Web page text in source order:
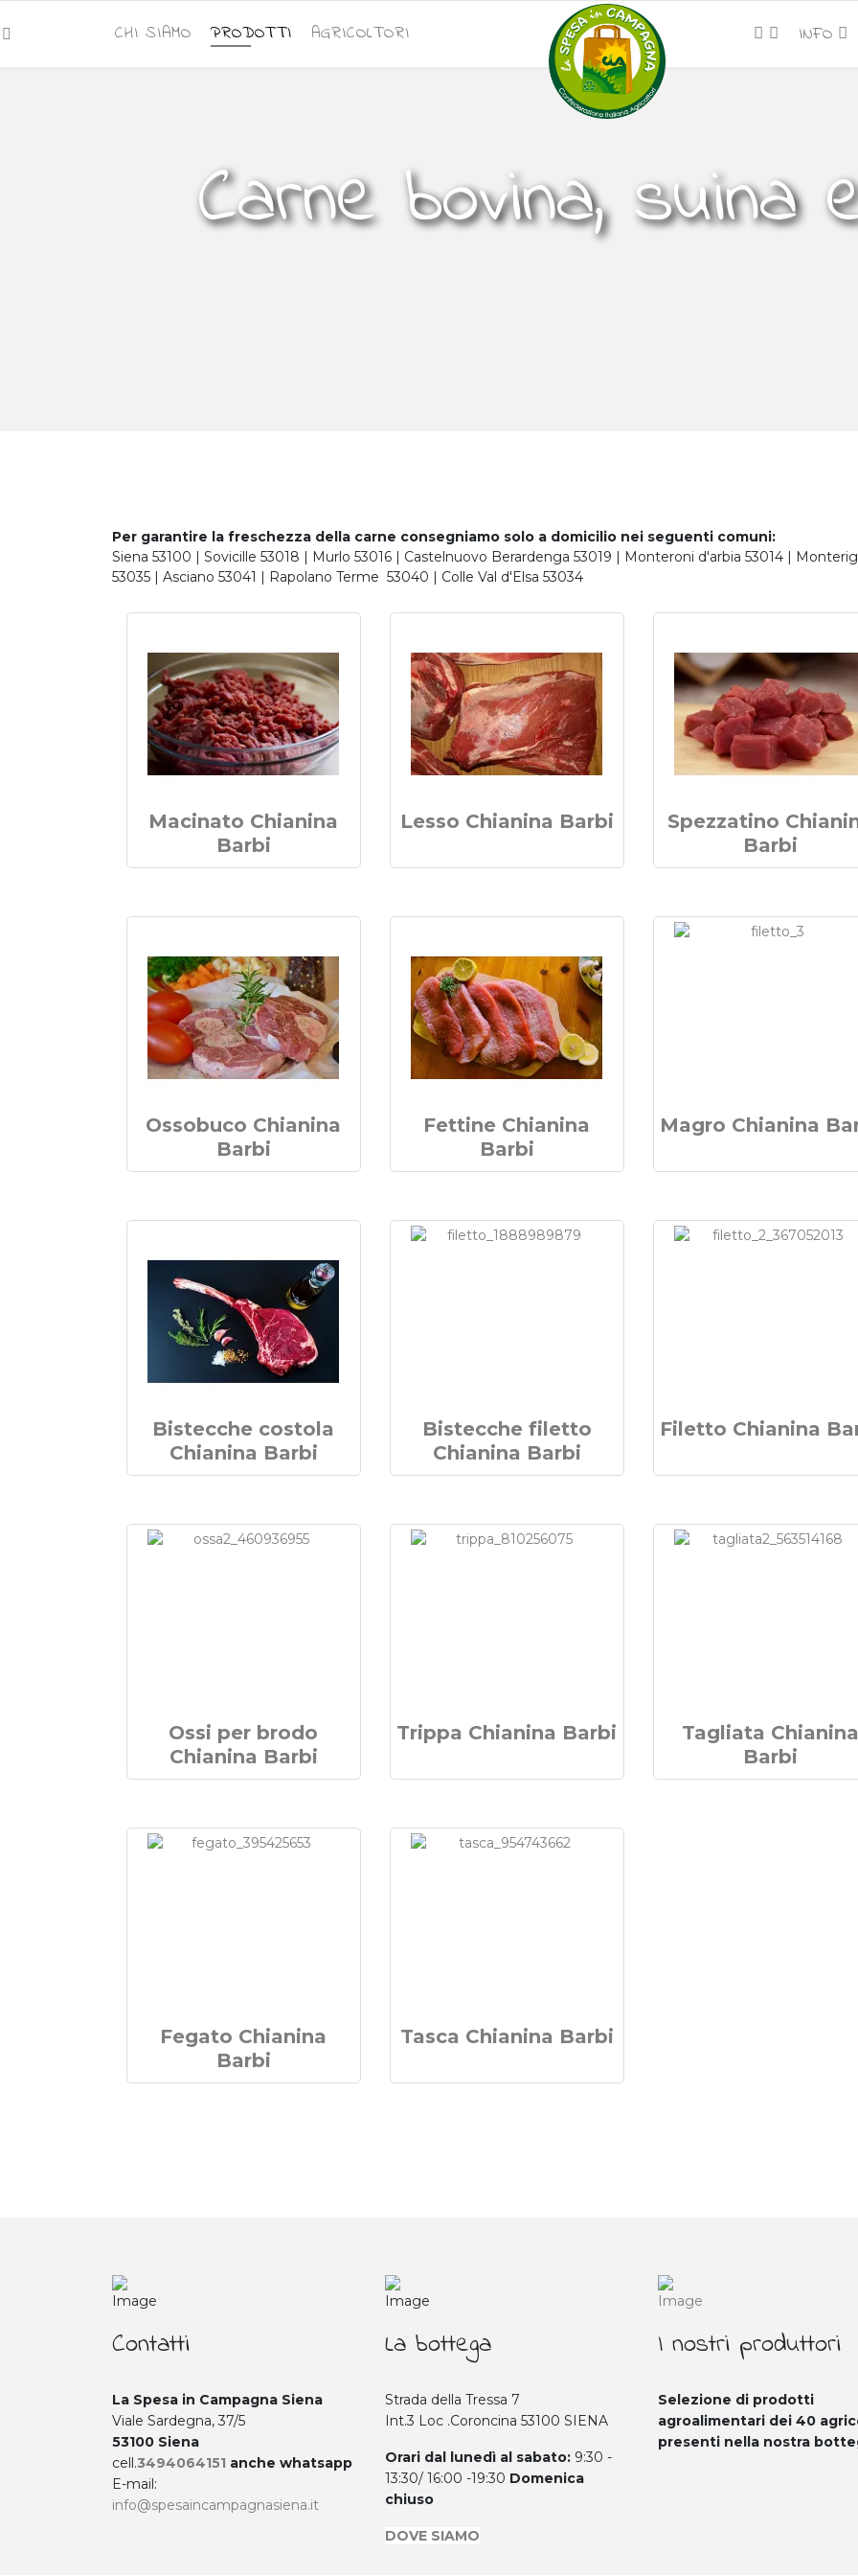
CHI SIAMO PRODOTTI AGRICOLTORI INFO
Carne bovina, suina
Per garantire la freschezza della carne consegniamo solo a domicilio nei seguenti comuni:
Siena 53100 | Sovicille 53018 | Murlo 53016 | Castelnuovo Berardenga 53019 | Monteroni d'arbia 53014 |
53035 | Asciano 53041 | Rapolano Terme 53040 | Colle Val d'Elsa 53034
Macinato Chianina
Barbi
Lesso Chianina Barbi
Spezzatino
Barbi
Ossobuco Chianina
Barbi
Fettine Chianina
Barbi
Magro Chianina
Bistecche costola
Chianina Barbi
Bistecche filetto
Chianina Barbi
Filetto Chianina
Ossi per brodo
Chianina Barbi
Trippa Chianina Barbi
Tagliata Chianina
Barbi
Fegato Chianina
Barbi
Tasca Chianina Barbi
Contatti
La Spesa in Campagna Siena
Viale Sardegna, 37/5
53100 Siena
cell.3494064151 anche whatsapp
E-mail:
info@spesaincampagnasiena.it
La bottega
Strada della Tressa 7
Int.3 Loc .Coroncina 53100 SIENA
Orari dal lunedì al sabato: 9:30 -
13:30/ 16:00 -19:30 Domenica
chiuso
DOVE SIAMO
I nostri produttori
Selezione di prodotti
agroalimentari dei 40
presenti nella nostra